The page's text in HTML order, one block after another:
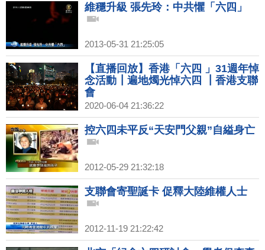
維穩升級 張先玲：中共懼「六四」
2013-05-31 21:25:05
【直播回放】香港「六四 」31週年悼
念活動┃遍地燭光悼六四 ┃香港支聯
會
2020-06-04 21:36:22
控六四未平反“天安門父親”自縊身亡
2012-05-29 21:32:18
支聯會寄聖誕卡 促釋大陸維權人士
2012-11-19 21:22:42